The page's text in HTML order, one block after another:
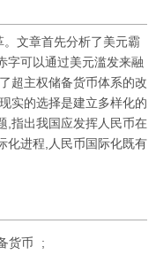
文章首先分析了美元霸
字可以通过美元滥发来融
超主权储备货币体系的改
实的选择是建立多样化的
,指出我国应发挥人民币在
化进程,人民币国际化既有
货币 ;